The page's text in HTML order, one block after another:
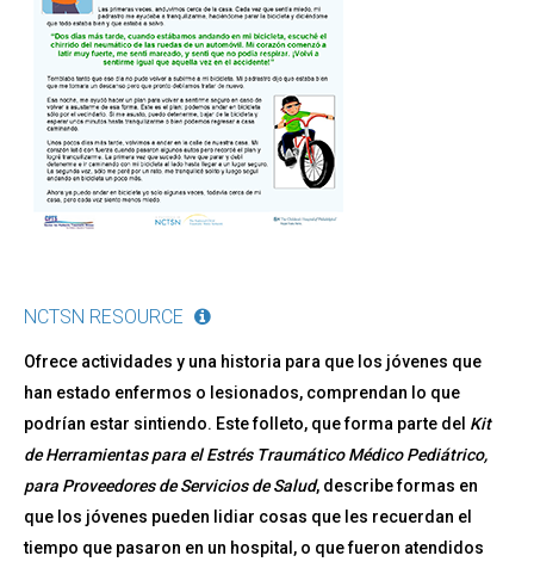
las
Situaciones
Que
Se
Recuerdan
lo
Que
Sucedido
NCTSN RESOURCE
Ofrece actividades y una historia para que los jóvenes que
han estado enfermos o lesionados, comprendan lo que
podrían estar sintiendo. Este folleto, que forma parte del Kit
de Herramientas para el Estrés Traumático Médico Pediátrico,
para Proveedores de Servicios de Salud​, describe formas en
que los jóvenes pueden lidiar cosas que les recuerdan el
tiempo que pasaron en un hospital, o que fueron atendidos